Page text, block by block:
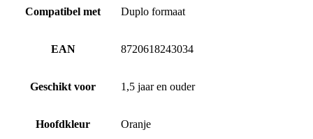
Compatibel met Duplo formaat
EAN 8720618243034
Geschikt voor 1,5 jaar en ouder
Hoofdkleur Oranje